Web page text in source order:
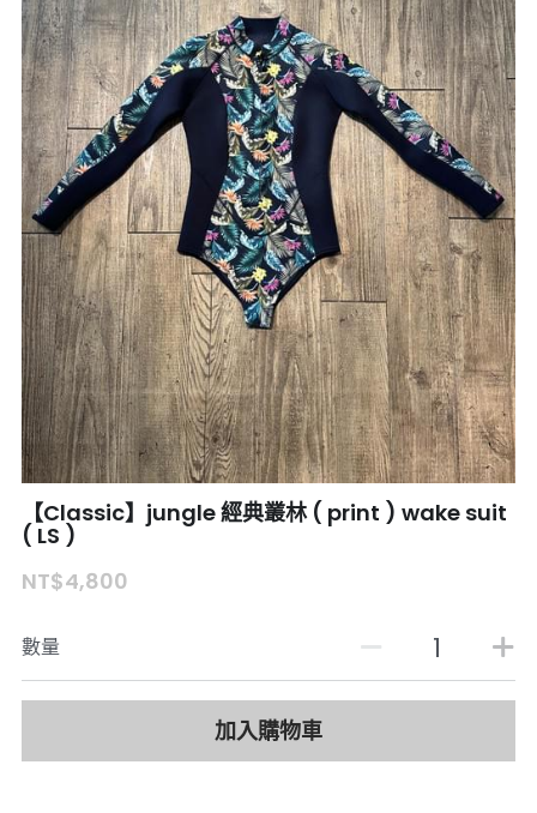
【Classic】jungle 經典叢林 ( print ) wake suit
( LS )
NT$4,800
數量
加入購物車